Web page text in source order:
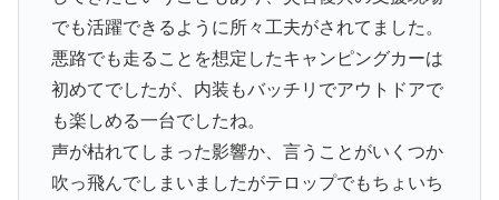
でも活躍できるように所々工夫がされてました。
悪路でも走ることを想定したキャンピングカーは
初めてでしたが、内装もバッチリでアウトドアで
も楽しめる一台でしたね。
声が枯れてしまった影響か、言うことがいくつか
吹っ飛んでしまいましたがテロップでもちょいち